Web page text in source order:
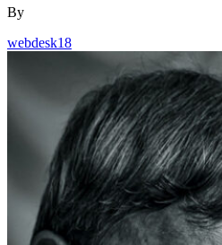
By
webdesk18